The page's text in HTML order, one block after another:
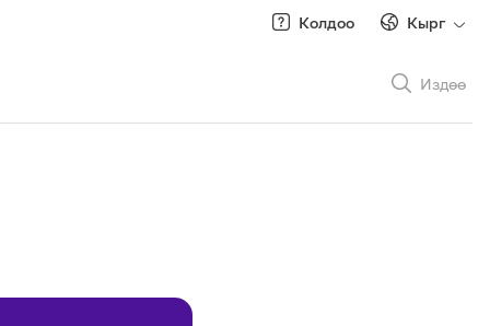
Колдоо Кырг
Издөө